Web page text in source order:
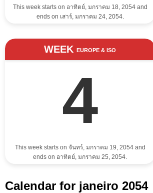
This week starts on อาทิตย์, มกราคม 18, 2054 and
ends on เสาร์, มกราคม 24, 2054.
WEEK EUROPE & ISO
4
This week starts on จันทร์, มกราคม 19, 2054 and
ends on อาทิตย์, มกราคม 25, 2054.
Calendar for janeiro 2054